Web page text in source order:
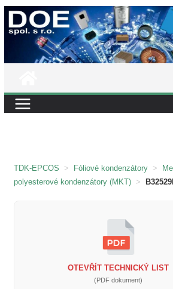
Přeskočit
na
TDK-EPCOS > Fóliové kondenzátory >
polyesterové kondenzátory (MKT) >
OTEVŘÍT TECHNICKÝ LIST
(PDF dokument)